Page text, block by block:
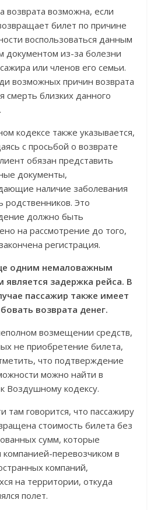
возврата возможна, если
билет по причине
воспользоваться данным
документом из-за болезни
или членов его семьи.
возможных причин возврата
смерть близких данного
кодексе также указывается,
с просьбой о возврате
обязан представить
документы,
наличие заболевания
родственников. Это
должно быть
на рассмотрение до того,
регистрация.
одним немаловажным
задержка рейса. В
пассажир также имеет
возврата денег.
возмещении средств,
не приобретение билета,
что подтверждение
можно найти в
Воздушному кодексу.
там говорится, что пассажиру
стоимость билета без
сумм, которые
компанией-перевозчиком в
компаний,
на территории, откуда
полет.